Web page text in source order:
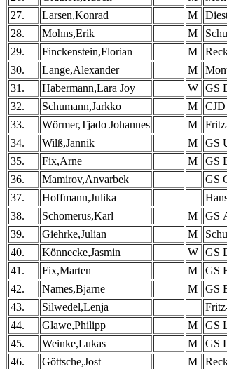
27.
Larsen,Konrad M
28.
Mohns,Erik M
29.
Finckenstein,Florian M
30.
Lange,Alexander M
31.
Habermann,Lara Joy W GS
32.
Schumann,Jarkko M
33.
Wörmer,Tjado Johannes M
34.
Wilß,Jannik M GS
35.
Fix,Arne M GS
36.
Mamirov,Anvarbek GS
37.
Hoffmann,Julika
38.
Schomerus,Karl M GS
39.
Giehrke,Julian M
40.
Könnecke,Jasmin W GS
41.
Fix,Marten M GS
42.
Names,Bjarne M GS
43.
Silwedel,Lenja
44.
Glawe,Philipp M GS
45.
Weinke,Lukas M GS
46.
Göttsche,Jost M